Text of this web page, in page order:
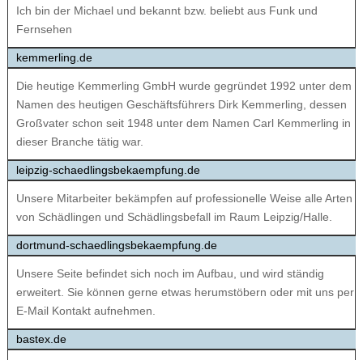
Ich bin der Michael und bekannt bzw. beliebt aus Funk und
Fernsehen
kemmerling.de
Die heutige Kemmerling GmbH wurde gegründet 1992 unter dem
Namen des heutigen Geschäftsführers Dirk Kemmerling, dessen
Großvater schon seit 1948 unter dem Namen Carl Kemmerling in
dieser Branche tätig war.
leipzig-schaedlingsbekaempfung.de
Unsere Mitarbeiter bekämpfen auf professionelle Weise alle Arten
von Schädlingen und Schädlingsbefall im Raum Leipzig/Halle.
dortmund-schaedlingsbekaempfung.de
Unsere Seite befindet sich noch im Aufbau, und wird ständig
erweitert. Sie können gerne etwas herumstöbern oder mit uns per
E-Mail Kontakt aufnehmen.
bastex.de